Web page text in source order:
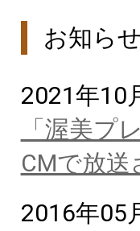
お知らせ
2021年10
「渥美プ
CMで放送
2016年05